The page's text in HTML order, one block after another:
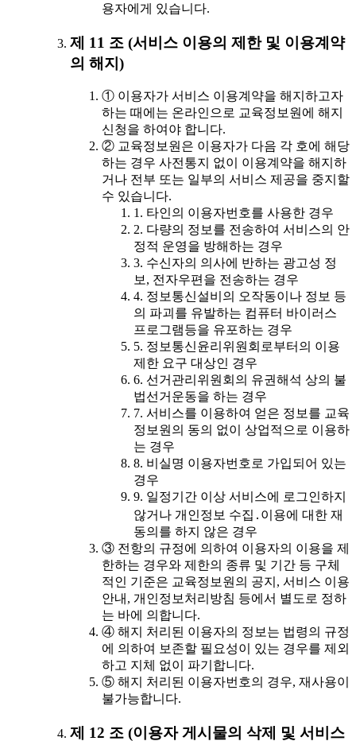
용자에게 있습니다.
제 11 조 (서비스 이용의 제한 및 이용계약
의 해지)
① 이용자가 서비스 이용계약을 해지하고자
하는 때에는 온라인으로 교육정보원에 해지
신청을 하여야 합니다.
② 교육정보원은 이용자가 다음 각 호에 해당
하는 경우 사전통지 없이 이용계약을 해지하
거나 전부 또는 일부의 서비스 제공을 중지할
수 있습니다.
1. 타인의 이용자번호를 사용한 경우
2. 다량의 정보를 전송하여 서비스의 안
정적 운영을 방해하는 경우
3. 수신자의 의사에 반하는 광고성 정
보, 전자우편을 전송하는 경우
4. 정보통신설비의 오작동이나 정보 등
의 파괴를 유발하는 컴퓨터 바이러스
프로그램등을 유포하는 경우
5. 정보통신윤리위원회로부터의 이용
제한 요구 대상인 경우
6. 선거관리위원회의 유권해석 상의 불
법선거운동을 하는 경우
7. 서비스를 이용하여 얻은 정보를 교육
정보원의 동의 없이 상업적으로 이용하
는 경우
8. 비실명 이용자번호로 가입되어 있는
경우
9. 일정기간 이상 서비스에 로그인하지
않거나 개인정보 수집․이용에 대한 재
동의를 하지 않은 경우
③ 전항의 규정에 의하여 이용자의 이용을 제
한하는 경우와 제한의 종류 및 기간 등 구체
적인 기준은 교육정보원의 공지, 서비스 이용
안내, 개인정보처리방침 등에서 별도로 정하
는 바에 의합니다.
④ 해지 처리된 이용자의 정보는 법령의 규정
에 의하여 보존할 필요성이 있는 경우를 제외
하고 지체 없이 파기합니다.
⑤ 해지 처리된 이용자번호의 경우, 재사용이
불가능합니다.
제 12 조 (이용자 게시물의 삭제 및 서비스